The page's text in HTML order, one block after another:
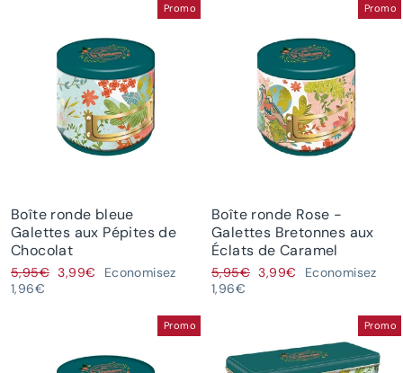
Promo
Boîte ronde bleue
Galettes aux Pépites de
Chocolat
Prix
régulier
5,95€ Prix
3,99€
Economisez
1,96€
Promo
Boîte ronde Rose -
Galettes Bretonnes aux
Éclats de Caramel
Prix
régulier
5,95€ Prix
3,99€
Economisez
1,96€
Promo Promo